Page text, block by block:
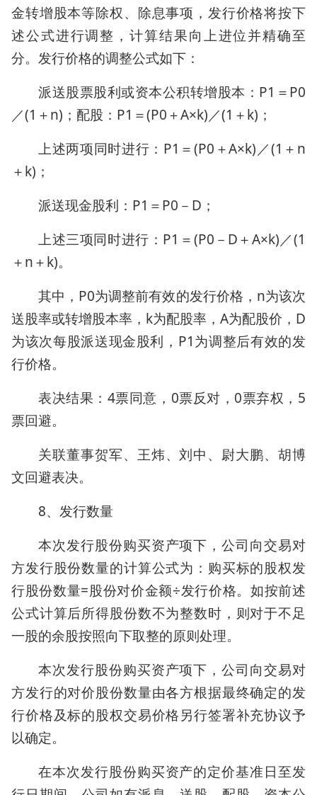
金转增股本等除权、除息事项，发行价格将按下
述公式进行调整，计算结果向上进位并精确至
分。发行价格的调整公式如下：
派送股票股利或资本公积转增股本：P1＝P0
／(1＋n)；配股：P1＝(P0＋A×k)／(1＋k)；
上述两项同时进行：P1＝(P0＋A×k)／(1＋n
＋k)；
派送现金股利：P1＝P0－D；
上述三项同时进行：P1＝(P0－D＋A×k)／(1
＋n＋k)。
其中，P0为调整前有效的发行价格，n为该次
送股率或转增股本率，k为配股率，A为配股价，D
为该次每股派送现金股利，P1为调整后有效的发
行价格。
表决结果：4票同意，0票反对，0票弃权，5
票回避。
关联董事贺军、王炜、刘中、尉大鹏、胡博
文回避表决。
8、发行数量
本次发行股份购买资产项下，公司向交易对
方发行股份数量的计算公式为：购买标的股权发
行股份数量=股份对价金额÷发行价格。如按前述
公式计算后所得股份数不为整数时，则对于不足
一股的余股按照向下取整的原则处理。
本次发行股份购买资产项下，公司向交易对
方发行的对价股份数量由各方根据最终确定的发
行价格及标的股权交易价格另行签署补充协议予
以确定。
在本次发行股份购买资产的定价基准日至发